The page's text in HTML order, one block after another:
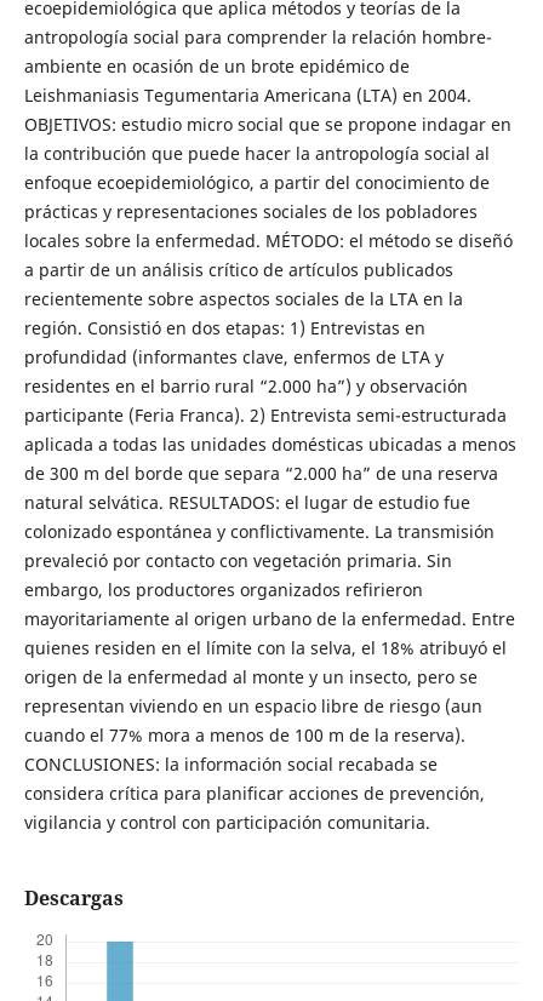
ecoepidemiológica que aplica métodos y teorías de la
antropología social para comprender la relación hombre-
ambiente en ocasión de un brote epidémico de
Leishmaniasis Tegumentaria Americana (LTA) en 2004.
OBJETIVOS: estudio micro social que se propone indagar en
la contribución que puede hacer la antropología social al
enfoque ecoepidemiológico, a partir del conocimiento de
prácticas y representaciones sociales de los pobladores
locales sobre la enfermedad. MÉTODO: el método se diseñó
a partir de un análisis crítico de artículos publicados
recientemente sobre aspectos sociales de la LTA en la
región. Consistió en dos etapas: 1) Entrevistas en
profundidad (informantes clave, enfermos de LTA y
residentes en el barrio rural “2.000 ha”) y observación
participante (Feria Franca). 2) Entrevista semi-estructurada
aplicada a todas las unidades domésticas ubicadas a menos
de 300 m del borde que separa “2.000 ha” de una reserva
natural selvática. RESULTADOS: el lugar de estudio fue
colonizado espontánea y conflictivamente. La transmisión
prevaleció por contacto con vegetación primaria. Sin
embargo, los productores organizados refirieron
mayoritariamente al origen urbano de la enfermedad. Entre
quienes residen en el límite con la selva, el 18% atribuyó el
origen de la enfermedad al monte y un insecto, pero se
representan viviendo en un espacio libre de riesgo (aun
cuando el 77% mora a menos de 100 m de la reserva).
CONCLUSIONES: la información social recabada se
considera crítica para planificar acciones de prevención,
vigilancia y control con participación comunitaria.
Descargas